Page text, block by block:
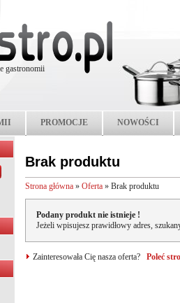
gastronomii
PROMOCJE NOWOŚCI
Brak produktu
Strona główna » Oferta » Brak produktu
Podany produkt nie istnieje !
Jeżeli wpisujesz prawidłowy adres,
Zainteresowała Cię nasza oferta? Poleć